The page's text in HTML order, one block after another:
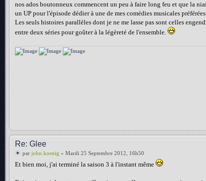
nos ados boutonneux commencent un peu à faire long feu et que la
un UP pour l'épisode dédier à une de mes comédies musicales
Les seuls histoires parallèles dont je ne me lasse pas sont celles
entre deux séries pour goûter à la légèreté de l'ensemble.
Re: Glee
par john.koenig » Mardi 25 Septembre 2012, 16h50
Et bien moi, j'ai terminé la saison 3 à l'instant même